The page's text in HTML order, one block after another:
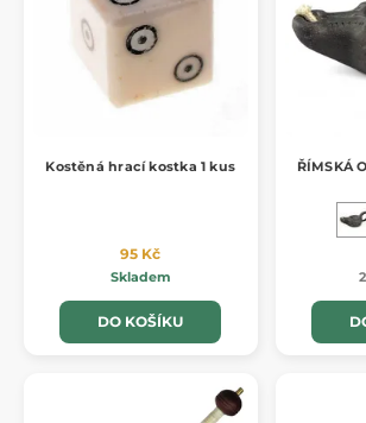
Kostěná hrací kostka 1 kus
95 Kč
Skladem
DO KOŠÍKU
ŘÍMSKÁ